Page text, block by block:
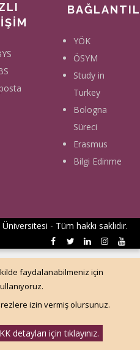
YÖK
ÖSYM
Study in
Turkey
Bologna
Süreci
Erasmus
Bilgi Edinme
- Tüm hakkı saklıdır.
faydalanabilmeniz için
izin vermiş olursunuz.
detayları için tıklayınız.